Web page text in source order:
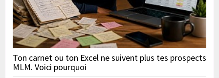
Ton carnet ou ton Excel ne suivent plus tes prospects
MLM. Voici pourquoi